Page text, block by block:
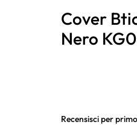
Cover
Nero
Recensisci per